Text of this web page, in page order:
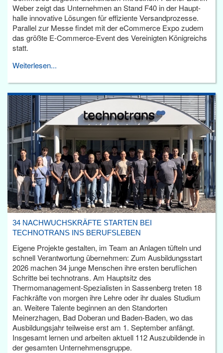
Weber zeigt das Unternehmen an Stand F40 in der Haupt­
halle innovative Lösungen für effiziente Versandprozesse.
Parallel zur Messe findet mit der eCommerce Expo zudem
das größte E-Commerce-Event des Vereinigten Königreichs
statt.
Weiterlesen...
34 NACHWUCHSKRÄFTE STARTEN BEI
TECHNOTRANS INS BERUFSLEBEN
Eigene Projekte gestalten, im Team an Anlagen tüfteln und
schnell Verantwortung übernehmen: Zum Ausbildungsstart
2026 machen 34 junge Menschen ihre ersten beruflichen
Schritte bei technotrans. Am Hauptsitz des
Thermomanagement-Spezialisten in Sassenberg treten 18
Fachkräfte von morgen ihre Lehre oder ihr duales Studium
an. Weitere Talente beginnen an den Standorten
Meinerzhagen, Bad Doberan und Baden-Baden, wo das
Ausbildungsjahr teilweise erst am 1. September anfängt.
Insgesamt lernen und arbeiten aktuell 112 Auszubildende in
der gesamten Unternehmensgruppe.